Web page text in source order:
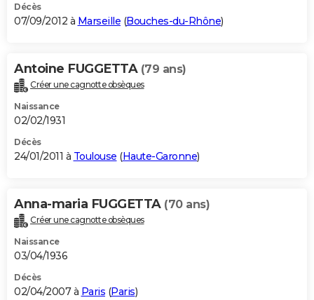
Décès
07/09/2012 à Marseille (Bouches-du-Rhône)
Antoine FUGGETTA (79 ans)
Créer une cagnotte obsèques
Naissance
02/02/1931
Décès
24/01/2011 à Toulouse (Haute-Garonne)
Anna-maria FUGGETTA (70 ans)
Créer une cagnotte obsèques
Naissance
03/04/1936
Décès
02/04/2007 à Paris (Paris)